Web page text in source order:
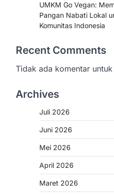
UMKM Go Vegan:
Pangan Nabati Lokal
Komunitas Indonesia
Recent Comments
Tidak ada komentar
Archives
Juli 2026
Juni 2026
Mei 2026
April 2026
Maret 2026